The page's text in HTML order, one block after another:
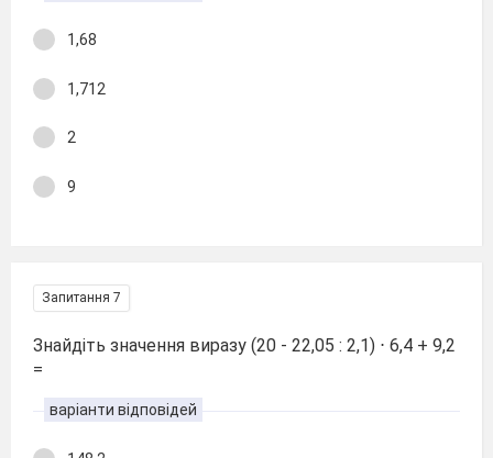
1,68
1,712
2
9
Запитання 7
Знайдіть значення виразу (20 - 22,05 : 2,1) ⋅ 6,4 + 9,2
=
варіанти відповідей